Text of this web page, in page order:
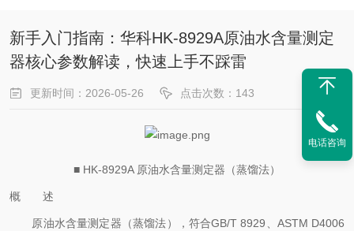
新手入门指南：华科HK-8929A原油水含量测定
器核心参数解读，快速上手不踩雷
更新时间：2026-05-26 点击次数：143
■ HK-8929A 原油水含量测定器（蒸馏法）
概 述
原油水含量测定器（蒸馏法），符合GB/T 8929、ASTM D4006
电话咨询